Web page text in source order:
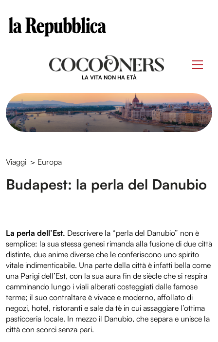
LA VITA NON HA ETÀ
Viaggi > Europa
Budapest: la perla del Danubio
La perla dell’Est. Descrivere la “perla del Danubio” non è
semplice: la sua stessa genesi rimanda alla fusione di due città
distinte, due anime diverse che le conferiscono uno spirito
vitale indimenticabile. Una parte della città è infatti bella come
una Parigi dell’Est, con la sua aura fin de siècle che si respira
camminando lungo i viali alberati costeggiati dalle famose
terme; il suo contraltare è vivace e moderno, affollato di
negozi, hotel, ristoranti e sale da tè in cui assaggiare l’ottima
pasticceria locale. In mezzo il Danubio, che separa e unisce la
città con scorci senza pari.